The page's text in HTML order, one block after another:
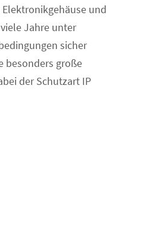
und
Jahre unter
sicher
besonders große
der Schutzart IP